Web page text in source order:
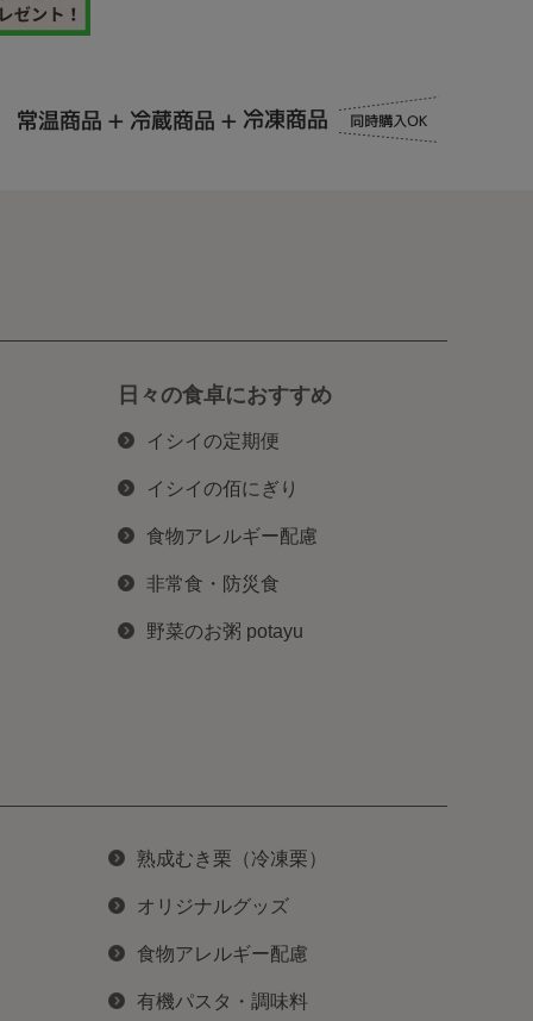
日々の食卓におすすめ
イシイの定期便
イシイの佰にぎり
食物アレルギー配慮
非常食・防災食
野菜のお粥 potayu
熟成むき栗（冷凍栗）
オリジナルグッズ
食物アレルギー配慮
有機パスタ・調味料